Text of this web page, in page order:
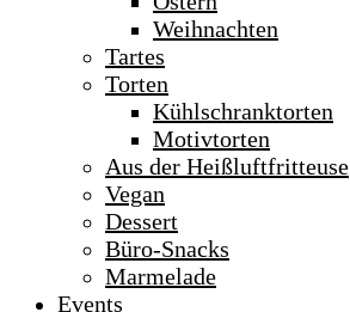
Weihnachten
Tartes
Torten
Kühlschranktorten
Motivtorten
Aus der Heißluftfritteuse
Vegan
Dessert
Büro-Snacks
Marmelade
Events